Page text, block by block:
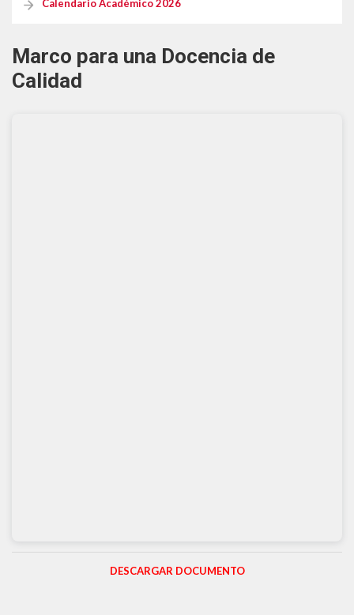
Formularios Ev@
Calendario Académico 2026
Marco para una Docencia de
Calidad
DESCARGAR DOCUMENTO
Calendario Académico 2026